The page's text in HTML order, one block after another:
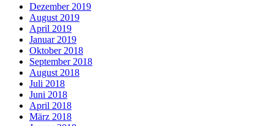
Dezember 2019
August 2019
April 2019
Januar 2019
Oktober 2018
September 2018
August 2018
Juli 2018
Juni 2018
April 2018
März 2018